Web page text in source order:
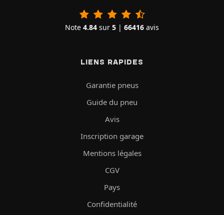
Note 4.84 sur 5 | 66416 avis
LIENS RAPIDES
Garantie pneus
Guide du pneu
Avis
Inscription garage
Mentions légales
CGV
Pays
Confidentialité